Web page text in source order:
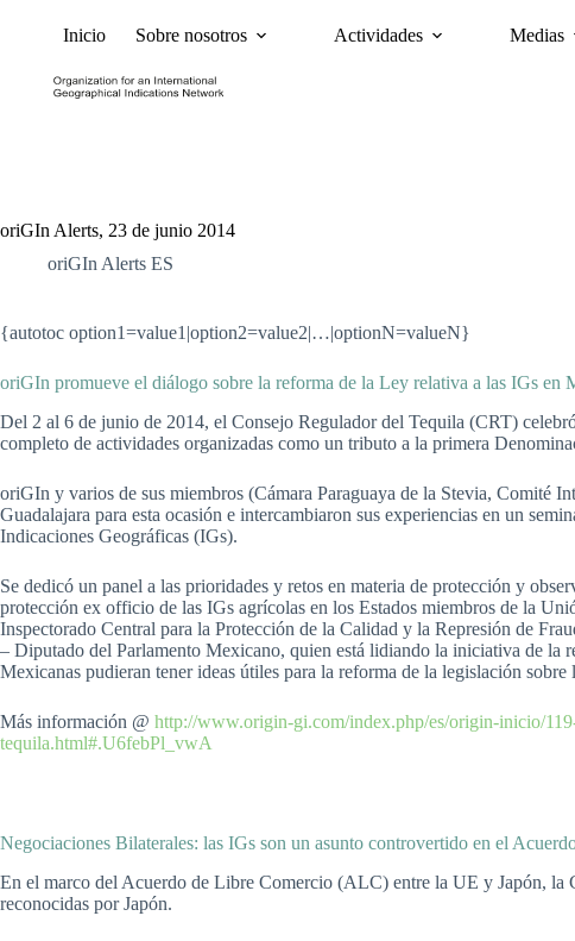
Inicio Sobre nosotros Actividades Medias
oriGIn Alerts, 23 de junio 2014
oriGIn Alerts ES
{autotoc option1=value1|option2=value2|…|optionN=valueN}
oriGIn promueve el diálogo sobre la reforma de la Ley relativa a las IGs en
Del 2 al 6 de junio de 2014, el Consejo Regulador del Tequila (CRT)
completo de actividades organizadas como un tributo a la primera
oriGIn y varios de sus miembros (Cámara Paraguaya de la Stevia, Comité
Guadalajara para esta ocasión e intercambiaron sus experiencias en un
Indicaciones Geográficas (IGs).
Se dedicó un panel a las prioridades y retos en materia de protección y
protección ex officio de las IGs agrícolas en los Estados miembros de la
Inspectorado Central para la Protección de la Calidad y la Represión de
– Diputado del Parlamento Mexicano, quien está lidiando la iniciativa de la
Mexicanas pudieran tener ideas útiles para la reforma de la legislación
Más información @ http://www.origin-gi.com/index.php/es/origin-inicio/
tequila.html#.U6febPl_vwA
Negociaciones Bilaterales: las IGs son un asunto controvertido en el
En el marco del Acuerdo de Libre Comercio (ALC) entre la UE y Japón, la
reconocidas por Japón.